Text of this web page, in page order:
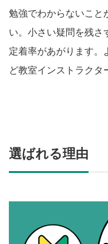
勉強でわからないこと
い。小さい疑問を残さ
定着率があがります。
ど教室インストラクタ
選ばれる理由